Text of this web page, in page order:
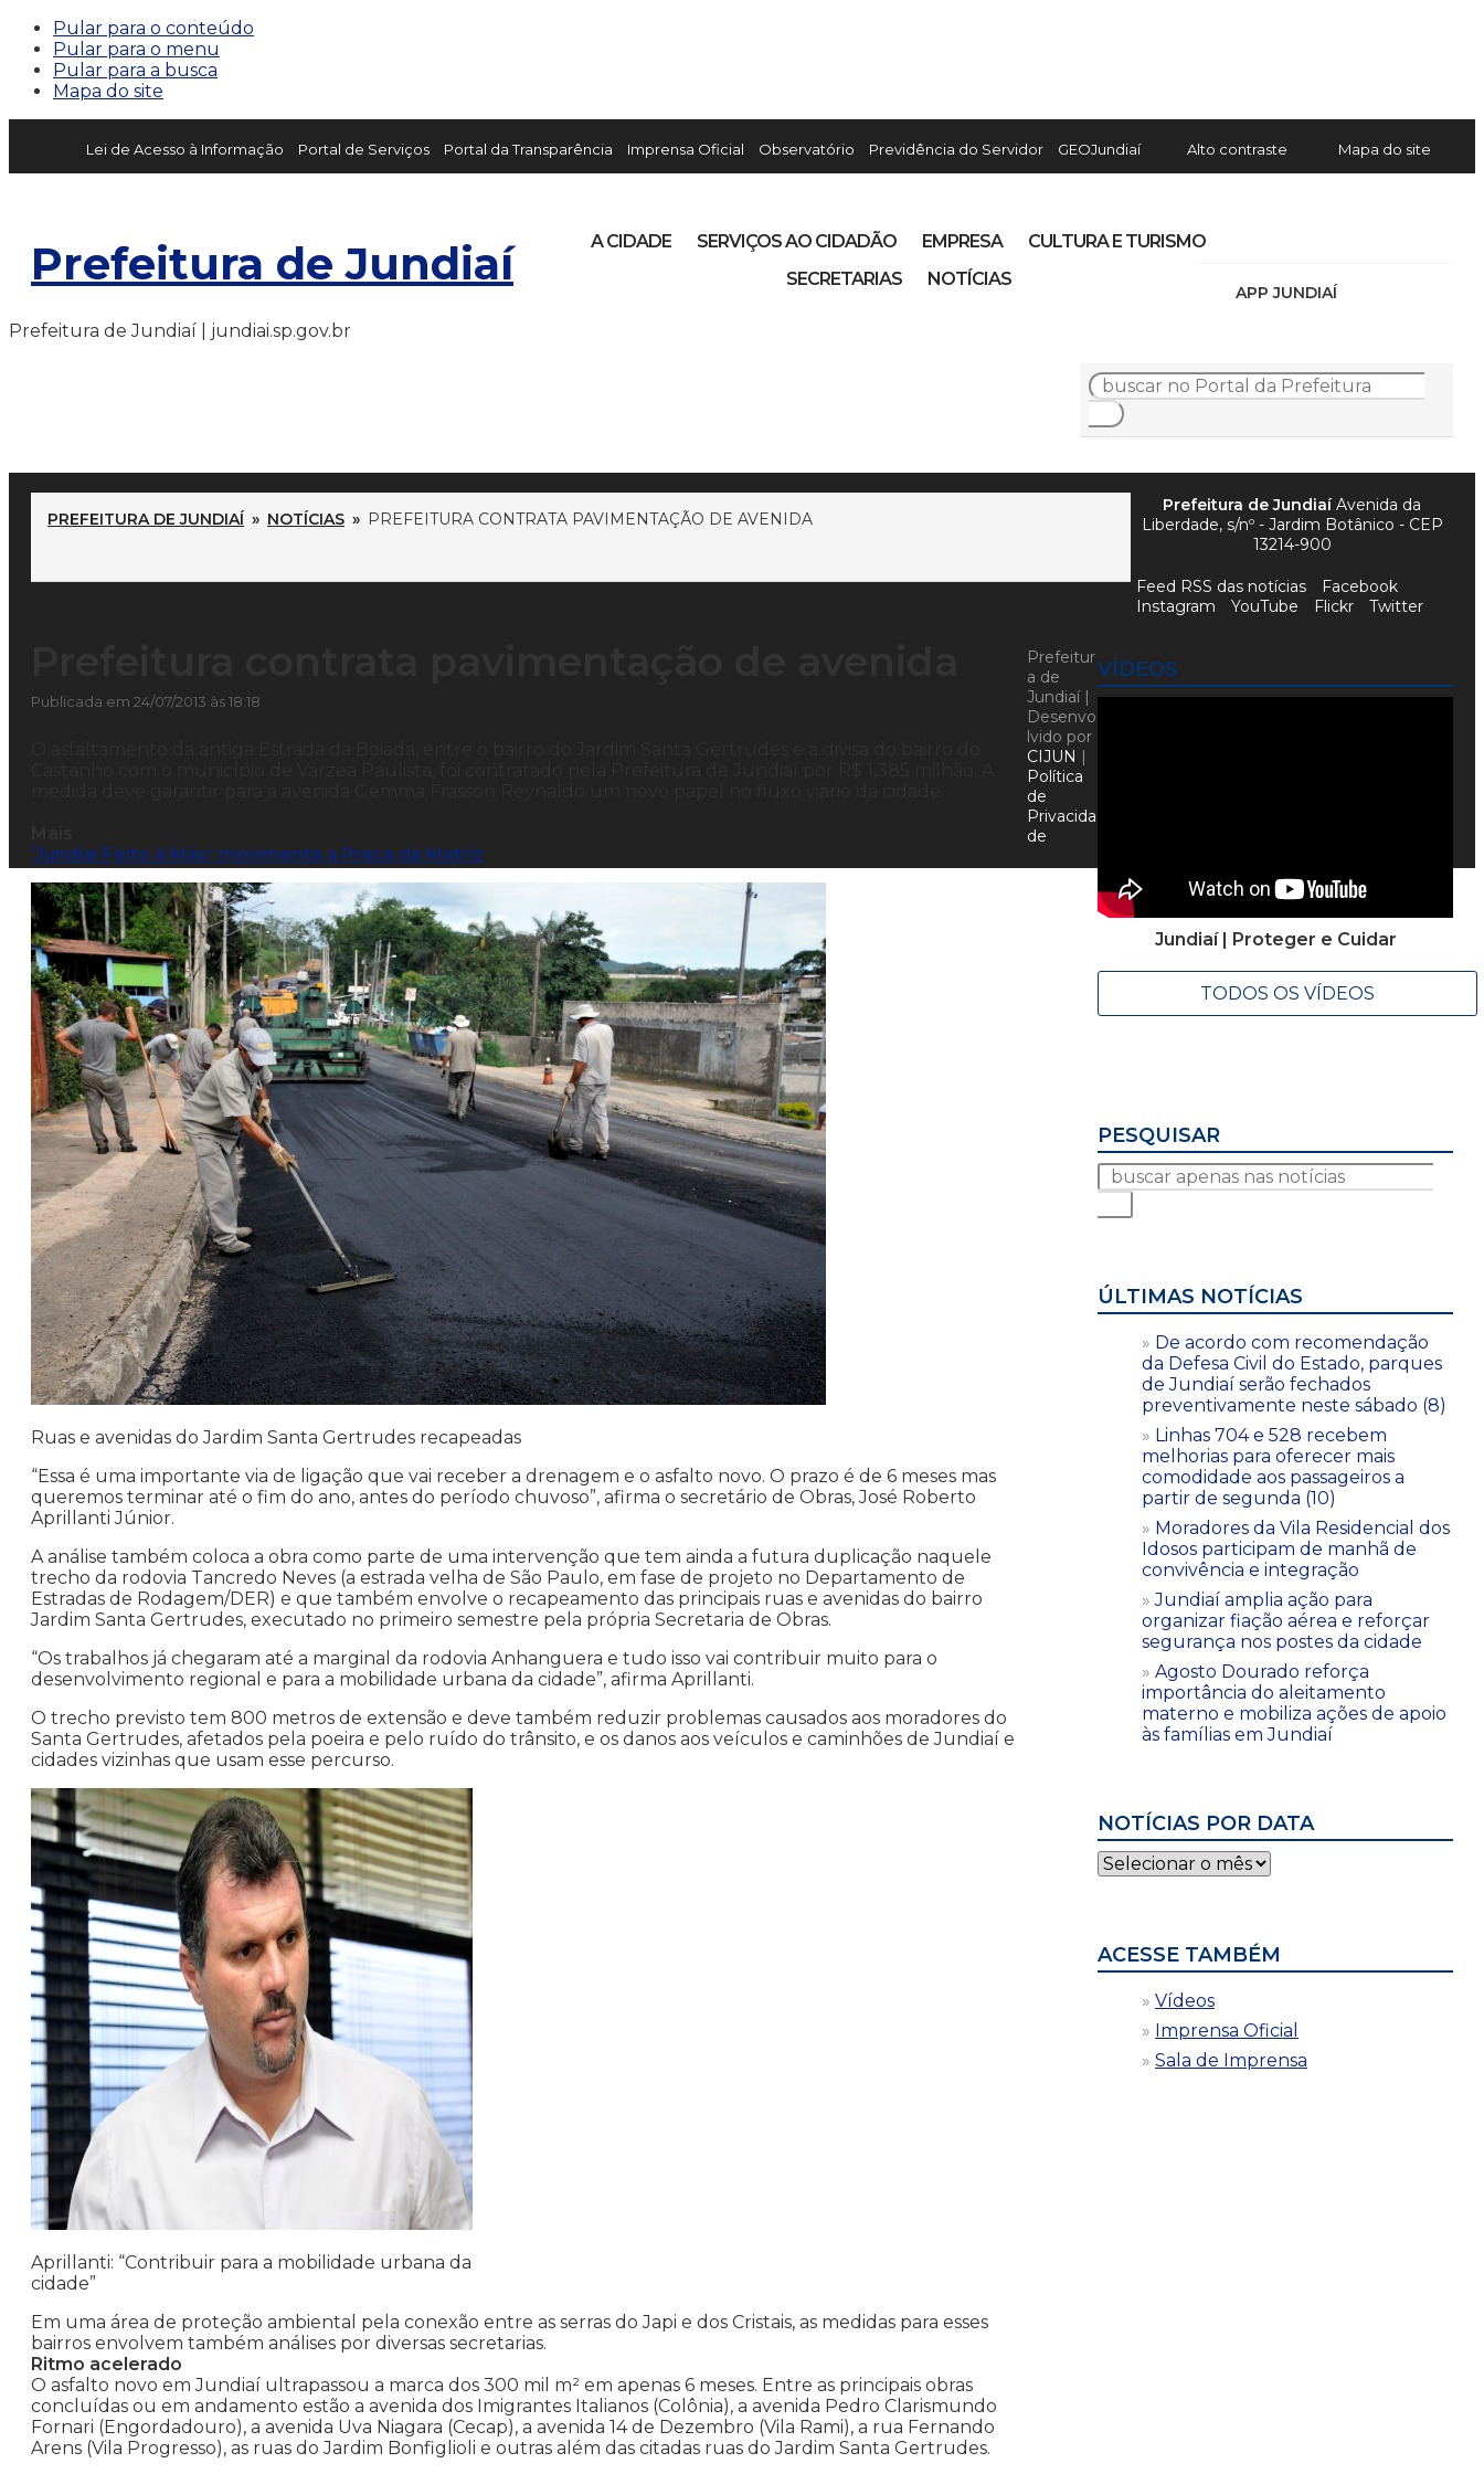
Pular para o conteúdo
Pular para o menu
Pular para a busca
Mapa do site
Lei de Acesso à Informação Portal de Serviços Portal da Transparência Imprensa Oficial Observatório Previdência do Servidor GEOJundiaí Alto contraste Mapa do site
Prefeitura de Jundiaí
APP JUNDIAÍ
A CIDADE SERVIÇOS AO CIDADÃO EMPRESA
CULTURA E TURISMO
SECRETARIAS
NOTÍCIAS
Prefeitura de Jundiaí | jundiai.sp.gov.br
PREFEITURA DE JUNDIAÍ » NOTÍCIAS » PREFEITURA CONTRATA PAVIMENTAÇÃO DE AVENIDA
Publicada em 24/07/2013 às 18:18
‘Jundiaí Feito à Mão’ movimenta a Praça da Matriz
Ruas e avenidas do Jardim Santa Gertrudes recapeadas
“Essa é uma importante via de ligação que vai receber a drenagem e o asfalto novo. O prazo é de 6 meses mas
queremos terminar até o fim do ano, antes do período chuvoso”, afirma o secretário de Obras, José Roberto
Aprillanti Júnior.
A análise também coloca a obra como parte de uma intervenção que tem ainda a futura duplicação naquele
trecho da rodovia Tancredo Neves (a estrada velha de São Paulo, em fase de projeto no Departamento de
Estradas de Rodagem/DER) e que também envolve o recapeamento das principais ruas e avenidas do bairro
Jardim Santa Gertrudes, executado no primeiro semestre pela própria Secretaria de Obras.
“Os trabalhos já chegaram até a marginal da rodovia Anhanguera e tudo isso vai contribuir muito para o
desenvolvimento regional e para a mobilidade urbana da cidade”, afirma Aprillanti.
O trecho previsto tem 800 metros de extensão e deve também reduzir problemas causados aos moradores do
Santa Gertrudes, afetados pela poeira e pelo ruído do trânsito, e os danos aos veículos e caminhões de Jundiaí e
cidades vizinhas que usam esse percurso.
Aprillanti: “Contribuir para a mobilidade urbana da
cidade”
Em uma área de proteção ambiental pela conexão entre as serras do Japi e dos Cristais, as medidas para esses
bairros envolvem também análises por diversas secretarias.
Ritmo acelerado
O asfalto novo em Jundiaí ultrapassou a marca dos 300 mil m² em apenas 6 meses. Entre as principais obras
concluídas ou em andamento estão a avenida dos Imigrantes Italianos (Colônia), a avenida Pedro Clarismundo
Fornari (Engordadouro), a avenida Uva Niagara (Cecap), a avenida 14 de Dezembro (Vila Rami), a rua Fernando
Arens (Vila Progresso), as ruas do Jardim Bonfiglioli e outras além das citadas ruas do Jardim Santa Gertrudes.
VÍDEOS
Jundiaí | Proteger e Cuidar
TODOS OS VÍDEOS
PESQUISAR
ÚLTIMAS NOTÍCIAS
De acordo com recomendação
da Defesa Civil do Estado, parques
de Jundiaí serão fechados
preventivamente neste sábado (8)
Linhas 704 e 528 recebem
melhorias para oferecer mais
comodidade aos passageiros a
partir de segunda (10)
Moradores da Vila Residencial dos
Idosos participam de manhã de
convivência e integração
Jundiaí amplia ação para
organizar fiação aérea e reforçar
segurança nos postes da cidade
Agosto Dourado reforça
importância do aleitamento
materno e mobiliza ações de apoio
às famílias em Jundiaí
NOTÍCIAS POR DATA
Notícias
por
ACESSE TAMBÉM
Vídeos
Imprensa Oficial
Sala de Imprensa
Prefeitura de JundiaíAvenida da
Liberdade, s/nº - Jardim Botânico - CEP
13214-900
Feed RSS das notícias
Facebook
Instagram
YouTube Flickr Twitter
Prefeitur
a de
Jundiaí |
Desenvo
lvido por
CIJUN |
Política
de
Privacida
de